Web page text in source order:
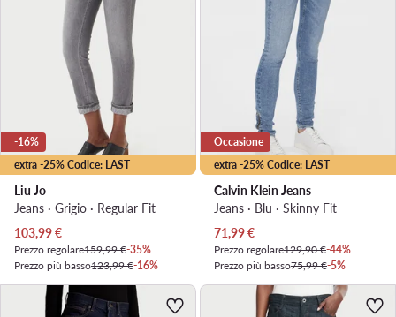
extra -25% Codice: LAST
-16%
Liu Jo
Jeans · Grigio · Regular Fit
Prezzo attuale
103,99€
Prezzo regolare159,99 €-35%
Prezzo più basso123,99 €-16%
extra -25% Codice: LAST
Occasione
Calvin Klein Jeans
Jeans · Blu · Skinny Fit
Prezzo attuale
71,99€
Prezzo regolare129,90 €-44%
Prezzo più basso75,99 €-5%